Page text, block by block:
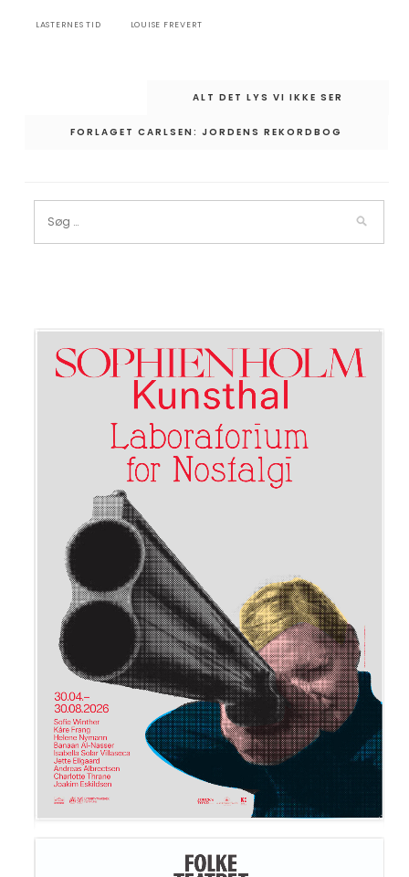
LASTERNES TID LOUISE FREVERT
ALT DET LYS VI IKKE SER
FORLAGET CARLSEN: JORDENS REKORDBOG